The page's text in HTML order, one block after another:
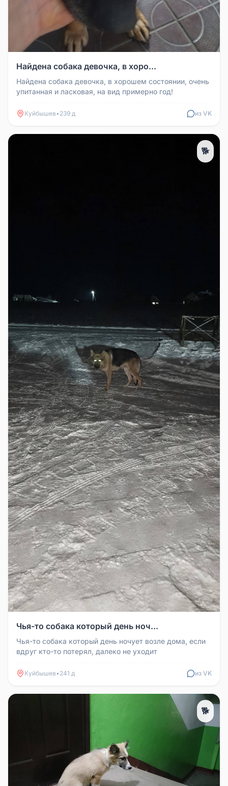
Найдена собака девочка, в хоро...
Найдена собака девочка, в хорошем состоянии, очень
упитанная и ласковая, на вид примерно год!
Куйбышев• 239 д из VK
🐕
Чья-то собака который день ноч...
Чья-то собака который день ночует возле дома, если
вдруг кто-то потерял, далеко не уходит
Куйбышев• 241 д из VK
🐕